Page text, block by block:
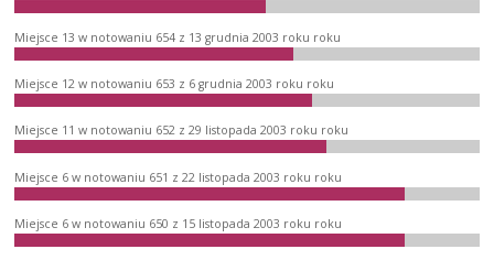
Miejsce 13 w notowaniu 654 z 13 grudnia 2003 roku roku
Miejsce 12 w notowaniu 653 z 6 grudnia 2003 roku roku
Miejsce 11 w notowaniu 652 z 29 listopada 2003 roku roku
Miejsce 6 w notowaniu 651 z 22 listopada 2003 roku roku
Miejsce 6 w notowaniu 650 z 15 listopada 2003 roku roku